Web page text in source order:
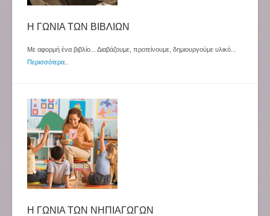
Η ΓΩΝΙΑ ΤΩΝ ΒΙΒΛΙΩΝ
Με αφορμή ένα βιβλίο... Διαβάζουμε, προτείνουμε, δημιουργούμε υλικό...
Περισσότερα
Η ΓΩΝΙΑ ΤΩΝ ΝΗΠΙΑΓΩΓΩΝ